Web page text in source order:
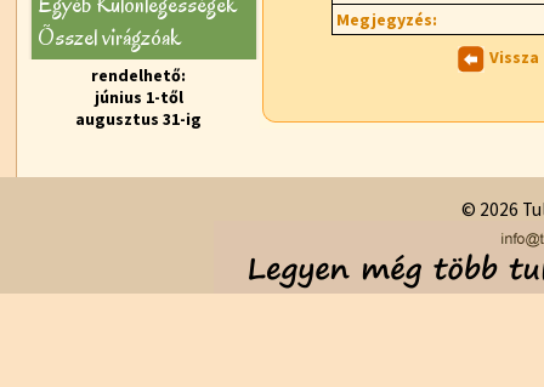
Õsszel virágzóak
rendelhető:
június 1-től
augusztus 31-ig
Megjegyzés:
© 2026